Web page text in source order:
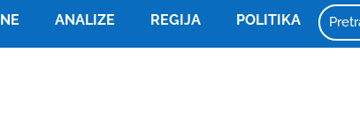
ANALIZE REGIJA POLITIKA